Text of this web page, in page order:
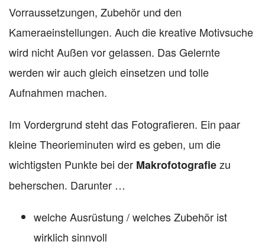
Vorraussetzungen, Zubehör und den
Kameraeinstellungen. Auch die kreative Motivsuche
wird nicht Außen vor gelassen. Das Gelernte
werden wir auch gleich einsetzen und tolle
Aufnahmen machen.
Im Vordergrund steht das Fotografieren. Ein paar
kleine Theorieminuten wird es geben, um die
wichtigsten Punkte bei der Makrofotografiezu
beherschen. Darunter …
welche Ausrüstung / welches Zubehör ist
wirklich sinnvoll